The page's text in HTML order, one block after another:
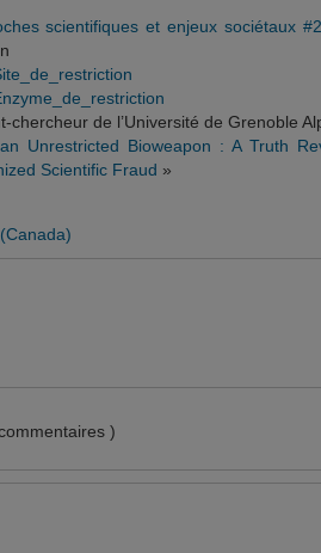
scientifiques et enjeux sociétaux
chercheur de l’Université de Grenoble
Unrestricted Bioweapon : A Truth
Scientific Fraud »
)